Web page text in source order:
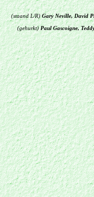
(staand L/R)Gary Neville, David
(gehurkt)Paul Gascoigne,